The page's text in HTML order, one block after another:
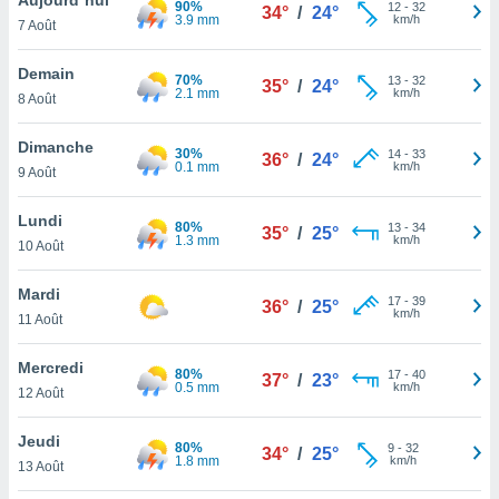
et
»,
au
vous
qu'ils
ou
le
ainsi
un
la
du
7 Août
90%
3.9 mm
34° / 24° 12- 32
km/h
Demain
8 Août
70%
2.1 mm
35° / 24° 13- 32
km/h
Dimanche
9 Août
30%
0.1 mm
36° / 24° 14- 33
km/h
Lundi
10 Août
80%
1.3 mm
35° / 25° 13- 34
km/h
Mardi
11 Août
36° / 25° 17- 39
km/h
Mercredi
12 Août
80%
0.5 mm
37° / 23° 17- 40
km/h
Jeudi
13 Août
80%
1.8 mm
34° / 25° 9- 32
km/h